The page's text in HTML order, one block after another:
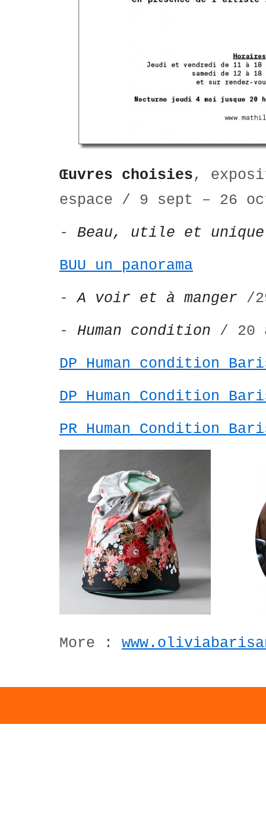
Œuvres choisies,
espace / 9 sept – 26
- Beau, utile et unique
BUU un panorama
-A voir et à manger /
- Human condition / 20
DP Human condition
DP Human Condition
PR Human Condition
More :